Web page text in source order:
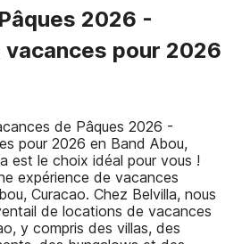
2026 -
pour 2026
de Pâques 2026 -
pour 2026 en Band Abou,
est le choix idéal pour vous !
expérience de vacances
Curacao. Chez Belvilla, nous
de locations de vacances
y compris des villas, des